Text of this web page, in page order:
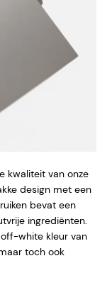
kwaliteit van onze
design met een
bevat een
ingrediënten.
white kleur van
toch ook